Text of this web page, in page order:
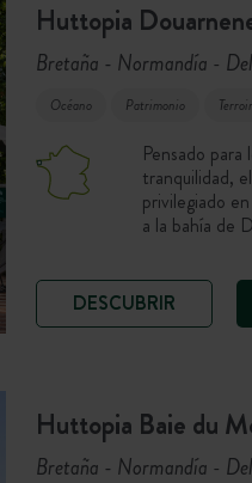
Huttopia
Bretaña - Normandía -
Océano Patrimonio Terroir
Pensado
tranquilidad,
privilegiado
a la bahía de
DESCUBRIR
Huttopia Baie du
Bretaña - Normandía -